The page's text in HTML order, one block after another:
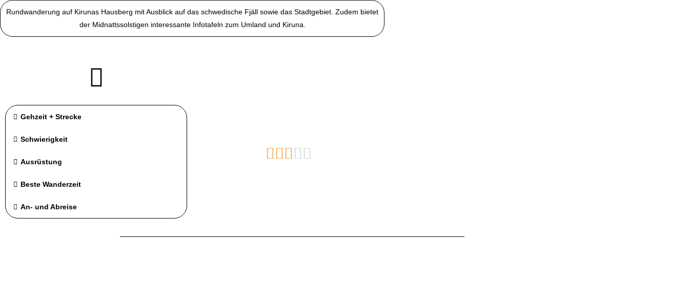
Rundwanderung auf Kirunas Hausberg mit Ausblick auf das schwedische Fjäll sowie das Stadtgebiet. Zudem bietet
der Midnattssolstigen interessante Infotafeln zum Umland und Kiruna.
Gehzeit + Strecke
Schwierigkeit
Ausrüstung
Beste Wanderzeit
An- und Abreise
